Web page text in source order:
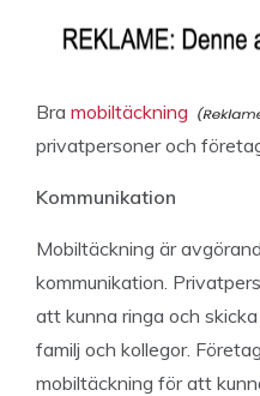
Bra mobiltäckning
privatpersoner och
Kommunikation
Mobiltäckning är
kommunikation.
att kunna ringa och
familj och kollegor.
mobiltäckning för att